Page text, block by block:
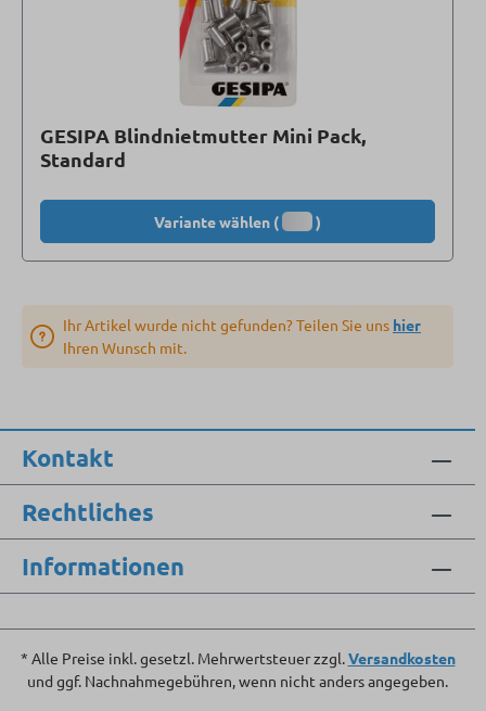
GESIPA Blindnietmutter Mini Pack,
Standard
Variante wählen ( )
Ihr Artikel wurde nicht gefunden? Teilen Sie uns hier
Ihren Wunsch mit.
Kontakt
Rechtliches
Informationen
* Alle Preise inkl. gesetzl. Mehrwertsteuer zzgl.Versandkosten
und ggf. Nachnahmegebühren, wenn nicht anders angegeben.